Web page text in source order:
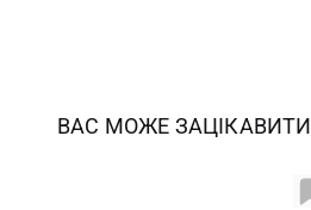
ВАС МОЖЕ ЗАЦІКАВИТИ